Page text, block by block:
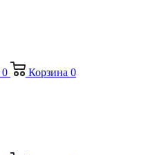
0 Корзина 0